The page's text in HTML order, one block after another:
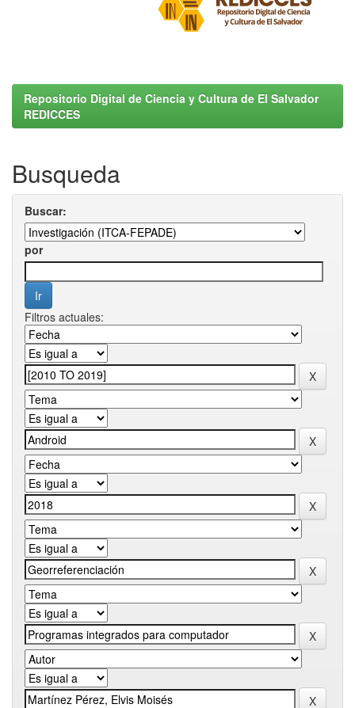
Repositorio Digital de Ciencia y Cultura de El Salvador
REDICCES
Busqueda
Buscar:
por
Filtros actuales: